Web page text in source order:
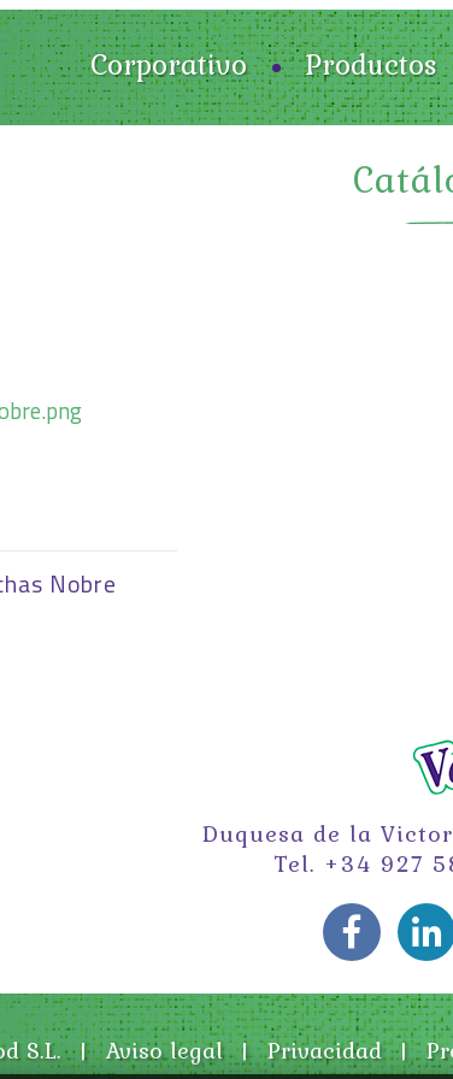
Corporativo Productos
Nobre
Duquesa de la
Tel. +34 927
S.L. | Aviso legal | Privacidad |